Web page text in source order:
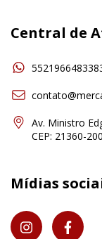
Central de
Av. Ministro
CEP: 21360-
Mídias